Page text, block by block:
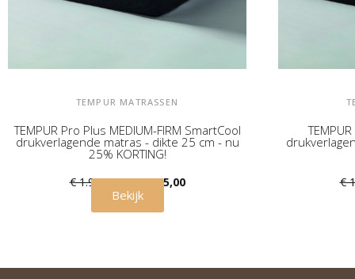
TEMPUR MATRASSEN
TEMPUR Pro Plus MEDIUM-FIRM SmartCool
drukverlagende matras - dikte 25 cm - nu
25% KORTING!
€ 1.969,00 € 1.445,00
Bekijk
€